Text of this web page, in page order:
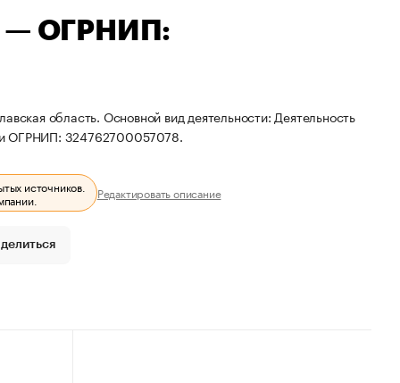
— ОГРНИП:
область. Основной вид деятельности: Деятельность
ОГРНИП: 324762700057078.
источников.
Редактировать описание